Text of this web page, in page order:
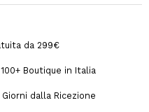
da 299€
Boutique in Italia
dalla Ricezione